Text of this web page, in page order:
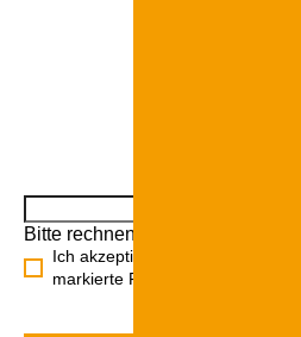
Bitte rechnen Sie 9 plus 6.
Ich akzeptiere die
markierte Felder sind Pflichtfelder.